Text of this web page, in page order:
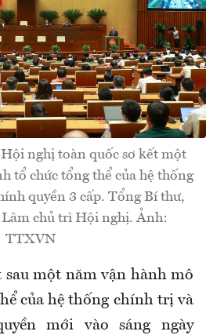
nghị toàn quốc sơ kết một
tổ chức tổng thể của hệ thống
quyền 3 cấp. Tổng Bí thư,
chủ trì Hội nghị. Ảnh:
TTXVN
sau một năm vận hành mô
của hệ thống chính trị và
mới vào sáng ngày